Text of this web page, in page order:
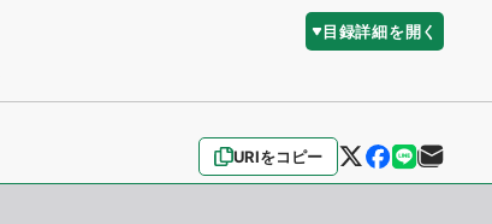
目録詳細を開く
URIをコピー